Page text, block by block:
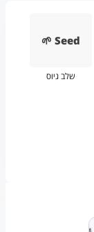
🌱 Seed
שלב גיוס